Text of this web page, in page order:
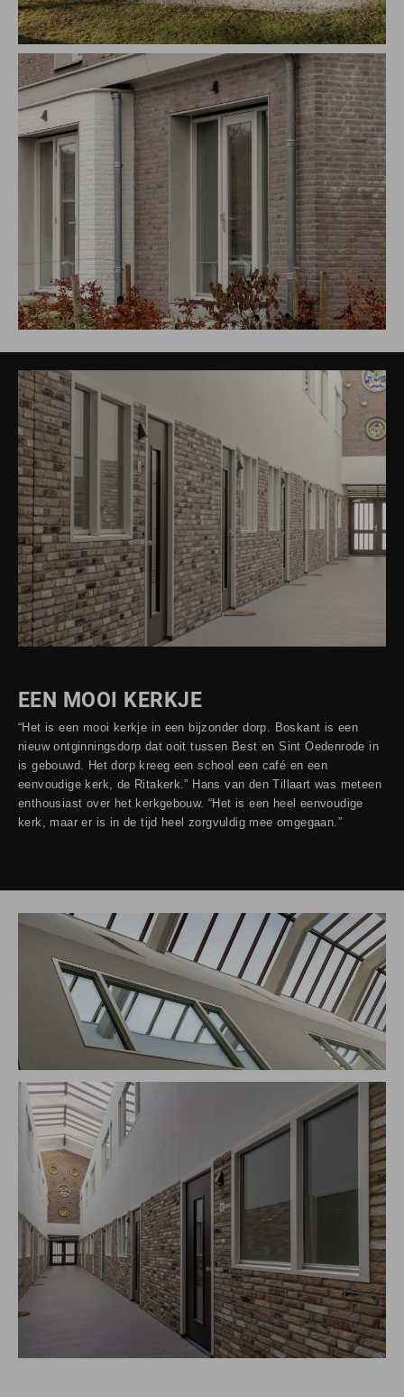
EEN MOOI KERKJE
“Het is een mooi kerkje in een bijzonder dorp. Boskant is een
nieuw ontginningsdorp dat ooit tussen Best en Sint Oedenrode in
is gebouwd. Het dorp kreeg een school een café en een
eenvoudige kerk, de Ritakerk.” Hans van den Tillaart was meteen
enthousiast over het kerkgebouw. “Het is een heel eenvoudige
kerk, maar er is in de tijd heel zorgvuldig mee omgegaan.”